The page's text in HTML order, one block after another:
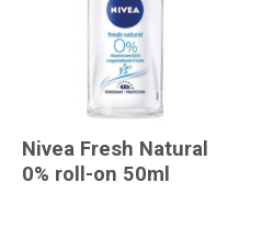
Nivea Fresh Natural
0% roll-on 50ml